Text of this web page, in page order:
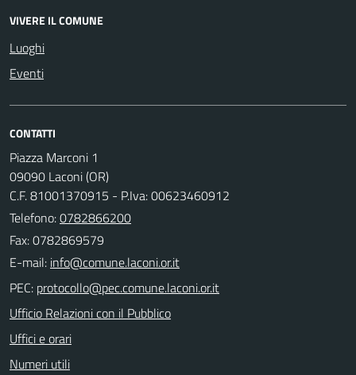
VIVERE IL COMUNE
Luoghi
Eventi
CONTATTI
Piazza Marconi 1
09090 Laconi (OR)
C.F. 81001370915 - P.Iva: 00623460912
Telefono:0782866200
Fax: 0782869579
E-mail:
PEC:
Ufficio Relazioni con il Pubblico
Uffici e orari
Numeri utili